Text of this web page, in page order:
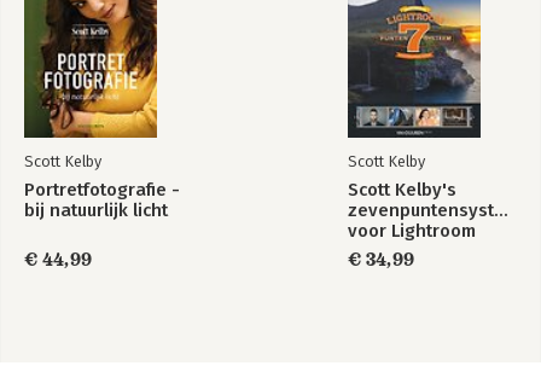
Scott Kelby
Portretfotografie -
bij natuurlijk licht
€ 44,99
Scott Kelby
Scott Kelby's
zevenpuntensysteem
voor Lightroom
€ 34,99